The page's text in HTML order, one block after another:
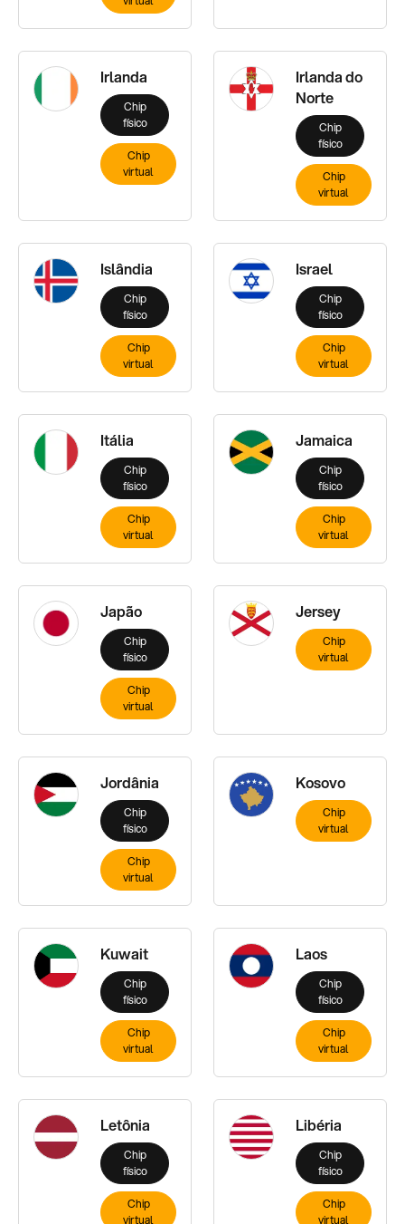
Irlanda
Chip
físico
Chip
virtual
Irlanda do
Norte
Chip
físico
Chip
virtual
Islândia
Chip
físico
Chip
virtual
Israel
Chip
físico
Chip
virtual
Itália
Chip
físico
Chip
virtual
Jamaica
Chip
físico
Chip
virtual
Japão
Chip
físico
Chip
virtual
Jersey
Chip
virtual
Jordânia
Chip
físico
Chip
virtual
Kosovo
Chip
virtual
Kuwait
Chip
físico
Chip
virtual
Laos
Chip
físico
Chip
virtual
Letônia
Chip
físico
Chip
virtual
Libéria
Chip
físico
Chip
virtual